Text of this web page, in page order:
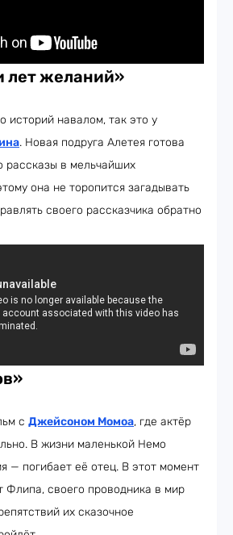
лет желаний»
историй навалом, так это у
. Новая подруга Алетея готова
рассказы в мельчайших
она не торопится загадывать
своего рассказчика обратно
с Джейсоном Момоа, где актёр
В жизни маленькой Немо
— погибает её отец. В этот момент
Флипа, своего проводника в мир
их сказочное